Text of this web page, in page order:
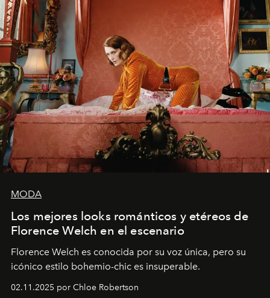
MODA
Los mejores looks románticos y etéreos de
Florence Welch en el escenario
Florence Welch es conocida por su voz única, pero su
icónico estilo bohemio-chic es insuperable.
02.11.2025 por Chloe Robertson